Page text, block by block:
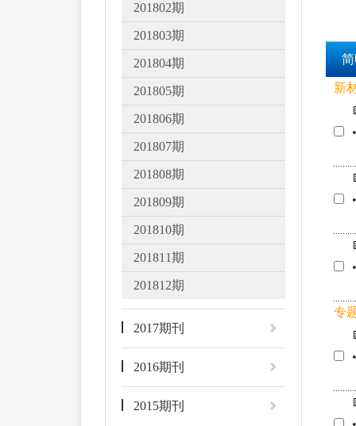
201802期
201803期
201804期
201805期
201806期
201807期
201808期
201809期
201810期
201811期
201812期
2017期刊
2016期刊
2015期刊
新
•
•
•
专
•